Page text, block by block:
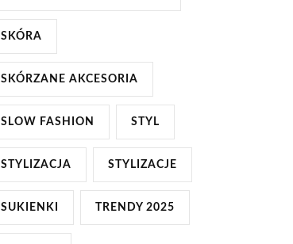
SKÓRA
SKÓRZANE AKCESORIA
SLOW FASHION STYL
STYLIZACJA STYLIZACJE
SUKIENKI TRENDY 2025